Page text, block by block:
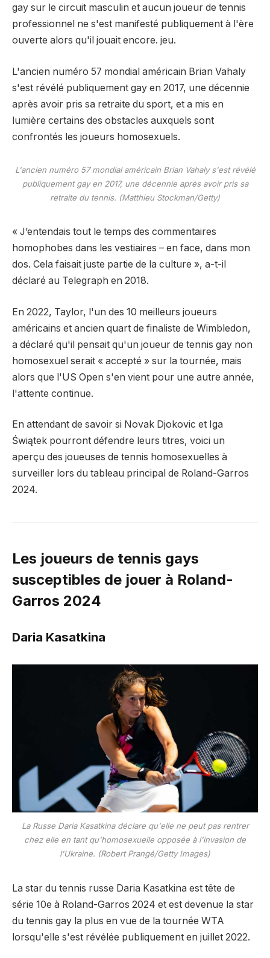
gay sur le circuit masculin et aucun joueur de tennis
professionnel ne s'est manifesté publiquement à l'ère
ouverte alors qu'il jouait encore. jeu.
L'ancien numéro 57 mondial américain Brian Vahaly
s'est révélé publiquement gay en 2017, une décennie
après avoir pris sa retraite du sport, et a mis en
lumière certains des obstacles auxquels sont
confrontés les joueurs homosexuels.
L'ancien numéro 57 mondial américain Brian Vahaly s'est révélé
publiquement gay en 2017, une décennie après avoir pris sa
retraite du tennis. (Matthieu Stockman/Getty)
« J’entendais tout le temps des commentaires
homophobes dans les vestiaires – en face, dans mon
dos. Cela faisait juste partie de la culture », a-t-il
déclaré au Telegraph en 2018.
En 2022, Taylor, l'un des 10 meilleurs joueurs
américains et ancien quart de finaliste de Wimbledon,
a déclaré qu'il pensait qu'un joueur de tennis gay non
homosexuel serait « accepté » sur la tournée, mais
alors que l'US Open s'en vient pour une autre année,
l'attente continue.
En attendant de savoir si Novak Djokovic et Iga
Świątek pourront défendre leurs titres, voici un
aperçu des joueuses de tennis homosexuelles à
surveiller lors du tableau principal de Roland-Garros
2024.
Les joueurs de tennis gays
susceptibles de jouer à Roland-
Garros 2024
Daria Kasatkina
La Russe Daria Kasatkina déclare qu'elle ne peut pas rentrer
chez elle en tant qu'homosexuelle opposée à l'invasion de
l'Ukraine. (Robert Prangé/Getty Images)
La star du tennis russe Daria Kasatkina est tête de
série 10e à Roland-Garros 2024 et est devenue la star
du tennis gay la plus en vue de la tournée WTA
lorsqu'elle s'est révélée publiquement en juillet 2022.